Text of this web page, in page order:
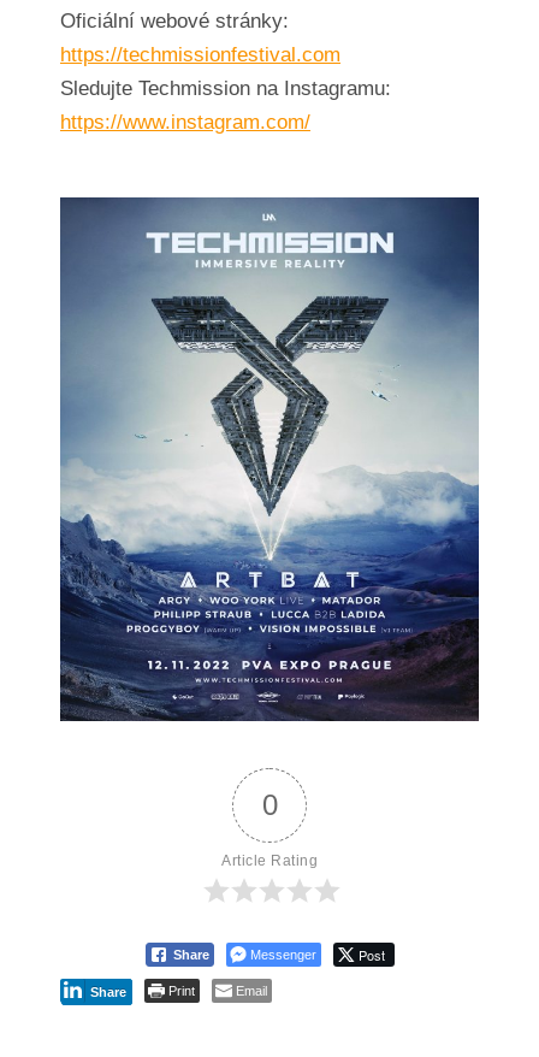
Oficiální webové stránky:
https://techmissionfestival.com
Sledujte Techmission na Instagramu:
https://www.instagram.com/
0
Article Rating
Share Messenger Post
Share Print Email